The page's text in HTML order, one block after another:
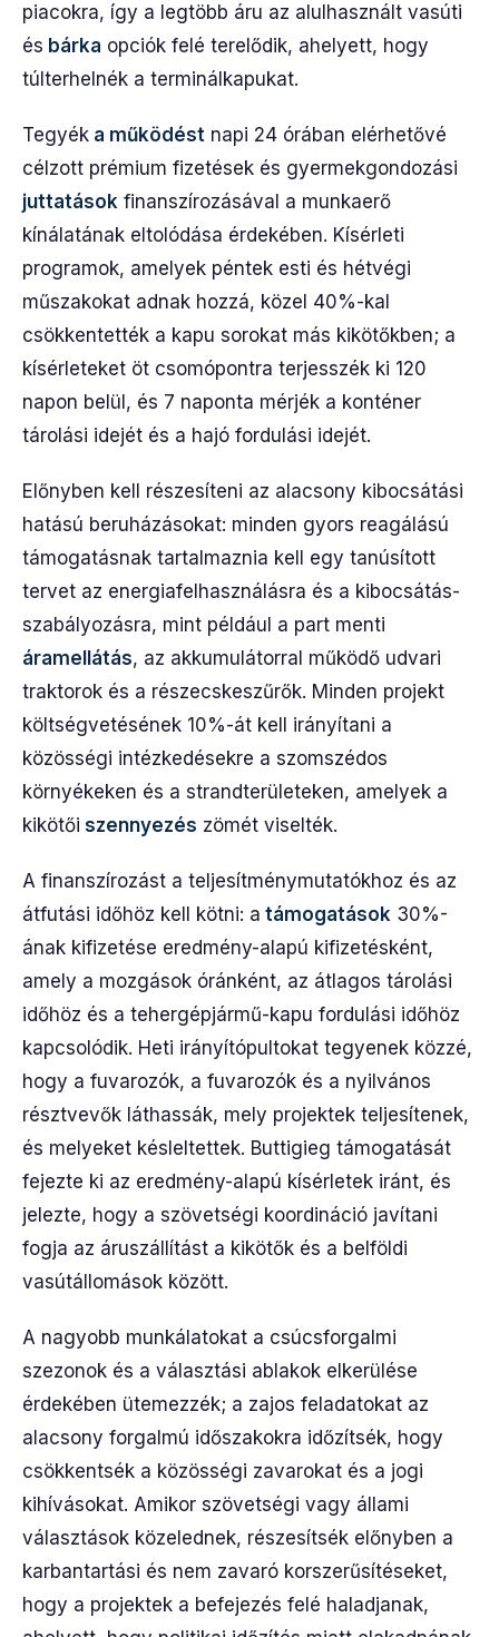
piacokra, így a legtöbb áru az alulhasznált vasúti
és bárka opciók felé terelődik, ahelyett, hogy
túlterhelnék a terminálkapukat.
Tegyék a működést napi 24 órában elérhetővé
célzott prémium fizetések és gyermekgondozási
juttatások finanszírozásával a munkaerő
kínálatának eltolódása érdekében. Kísérleti
programok, amelyek péntek esti és hétvégi
műszakokat adnak hozzá, közel 40%-kal
csökkentették a kapu sorokat más kikötőkben; a
kísérleteket öt csomópontra terjesszék ki 120
napon belül, és 7 naponta mérjék a konténer
tárolási idejét és a hajó fordulási idejét.
Előnyben kell részesíteni az alacsony kibocsátási
hatású beruházásokat: minden gyors reagálású
támogatásnak tartalmaznia kell egy tanúsított
tervet az energiafelhasználásra és a kibocsátás-
szabályozásra, mint például a part menti
áramellátás, az akkumulátorral működő udvari
traktorok és a részecskeszűrők. Minden projekt
költségvetésének 10%-át kell irányítani a
közösségi intézkedésekre a szomszédos
környékeken és a strandterületeken, amelyek a
kikötői szennyezés zömét viselték.
A finanszírozást a teljesítménymutatókhoz és az
átfutási időhöz kell kötni: a támogatások 30%-
ának kifizetése eredmény-alapú kifizetésként,
amely a mozgások óránként, az átlagos tárolási
időhöz és a tehergépjármű-kapu fordulási időhöz
kapcsolódik. Heti irányítópultokat tegyenek közzé,
hogy a fuvarozók, a fuvarozók és a nyilvános
résztvevők láthassák, mely projektek teljesítenek,
és melyeket késleltettek. Buttigieg támogatását
fejezte ki az eredmény-alapú kísérletek iránt, és
jelezte, hogy a szövetségi koordináció javítani
fogja az áruszállítást a kikötők és a belföldi
vasútállomások között.
A nagyobb munkálatokat a csúcsforgalmi
szezonok és a választási ablakok elkerülése
érdekében ütemezzék; a zajos feladatokat az
alacsony forgalmú időszakokra időzítsék, hogy
csökkentsék a közösségi zavarokat és a jogi
kihívásokat. Amikor szövetségi vagy állami
választások közelednek, részesítsék előnyben a
karbantartási és nem zavaró korszerűsítéseket,
hogy a projektek a befejezés felé haladjanak,